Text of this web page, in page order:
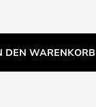
DEN WARENKORB